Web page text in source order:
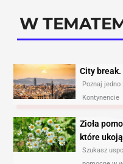
W
City
Poznaj
Kontynencie
Zioła
które
Szukasz